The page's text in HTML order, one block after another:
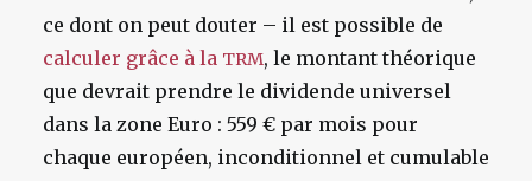
ce dont on peut douter – il est possible de
calculer grâce à la TRM, le montant théorique
que devrait prendre le dividende universel
dans la zone Euro : 559 € par mois pour
chaque européen, inconditionnel et cumulable